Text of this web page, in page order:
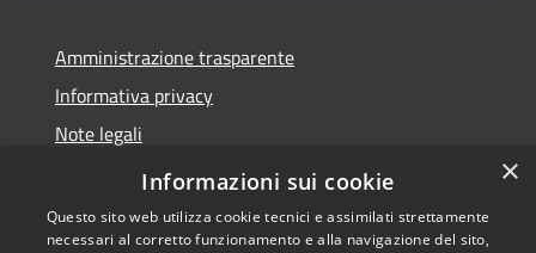
Amministrazione trasparente
Informativa privacy
Note legali
Dichiarazione di accessibilità
×
Informazioni sui cookie
Questo sito web utilizza cookie tecnici e assimilati strettamente
necessari al corretto funzionamento e alla navigazione del sito,